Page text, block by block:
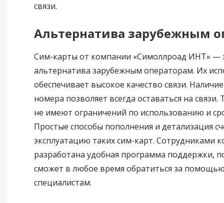
связи.
Альтернатива зарубежным
Сим-карты от компании «Симоллроад ИНТ» —
альтернатива зарубежным операторам. Их
обеспечивает высокое качество связи.
номера позволяет всегда оставаться на
не имеют ограничений по использованию и
Простые способы пополнения и детализация
эксплуатацию таких сим-карт. Сотрудниками
разработана удобная программа поддержки,
сможет в любое время обратиться за
специалистам.